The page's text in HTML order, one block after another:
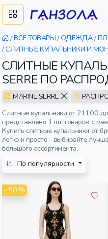
/ВСЕ ТОВАРЫ /ОДЕЖДА/
/СЛИТНЫЕ КУПАЛЬНИКИ И
СЛИТНЫЕ
SERRE ПО
MARINE SERRE
Слитные купальники от 21100
представлено 1 шт товаров с
Купить слитные купальники от
легко и просто - выбирайте
большого ассортимента.
По популярности
- 50 %